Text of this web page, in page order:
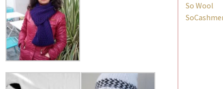
So Wool